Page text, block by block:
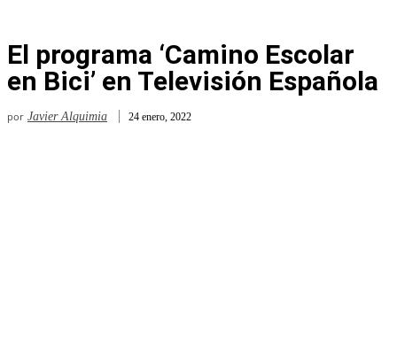
El programa ‘Camino Escolar
en Bici’ en Televisión Española
por Javier Alquimia 24 enero, 2022